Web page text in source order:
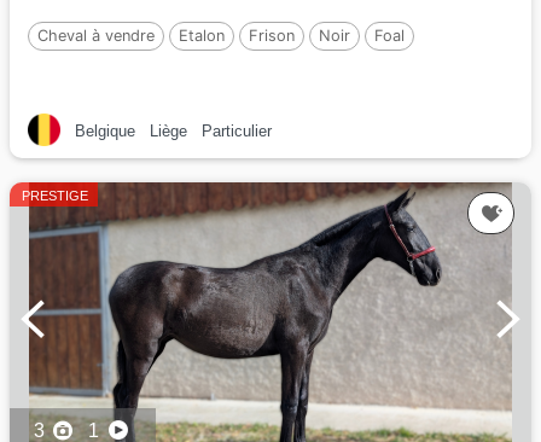
Cheval à vendre Etalon Frison Noir Foal
Belgique Liège Particulier
PRESTIGE
3 1